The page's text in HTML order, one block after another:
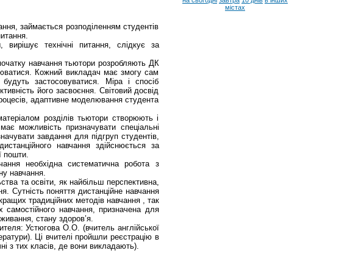
займається розподіленням студентів
технічні питання, слідкує за
навчання тьютори розробляють ДК
Кожний викладач має змогу сам
застосовуватися. Міра і спосіб
його засвоєння. Світовий досвід
адаптивне моделювання студента
розділів тьютори створюють і
можливість призначувати спеціальні
завдання для підгруп студентів,
навчання здійснюється за
пошти.
необхідна систематична робота з
навчання.
та освіти, як найбільш перспективна,
Сутність поняття дистанційне навчання
традиційних методів навчання , так
самостійного навчання, призначена для
стану здоров’я.
Устюгова О.О. (вчитель англійської
Ці вчителі пройшли реєстрацію в
з тих класів, де вони викладають).
містах